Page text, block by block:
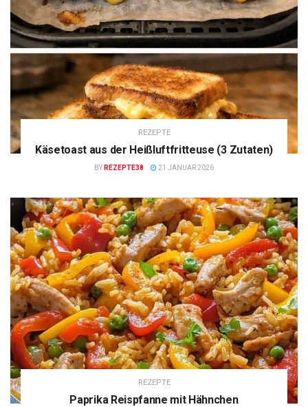
REZEPTE
Käsetoast aus der Heißluftfritteuse (3 Zutaten)
BY REZEPTE38 21 JANUAR 2026
REZEPTE
Paprika Reispfanne mit Hähnchen